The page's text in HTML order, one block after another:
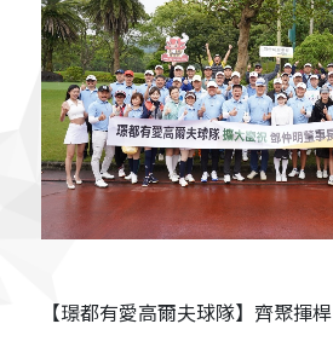
【璟都有愛高爾夫球隊】齊聚揮桿